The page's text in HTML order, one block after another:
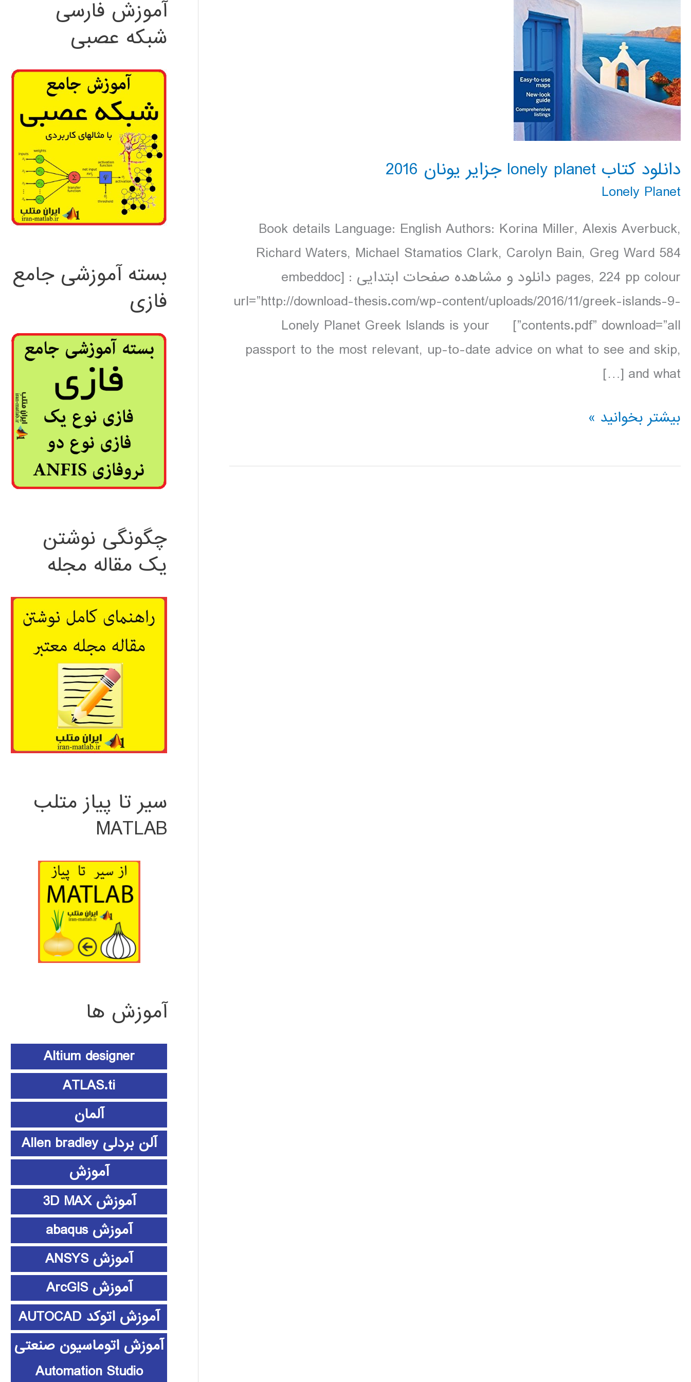
دانلود کتاب lonely planet جزایر یونان 2016
Lonely Planet
Book details Language: English Authors: Korina Miller, Alexis Averbuck,
Richard Waters, Michael Stamatios Clark, Carolyn Bain, Greg Ward 584
pages, 224 pp colour دانلود و مشاهده صفحات ابتدایی : [embeddoc
url=”http://download-thesis.com/wp-content/uploads/2016/11/greek-islands-9-
contents.pdf” download=”all”] Lonely Planet Greek Islands is your
passport to the most relevant, up-to-date advice on what to see and skip,
and what […]
دانلود
lonely
بیشتر بخوانید »
آموزش فارسی
شبکه عصبی
بسته آموزشی جامع
فازی
چگونگی نوشتن
یک مقاله مجله
سیر تا پیاز متلب
MATLAB
آموزش ها
Altium designer
ATLAS.ti
آلمان
آلن بردلی Allen bradley
آموزش
آموزش 3D MAX
آموزش abaqus
آموزش ANSYS
آموزش ArcGIS
آموزش اتوکد AUTOCAD
آموزش اتوماسیون صنعتی
Automation Studio